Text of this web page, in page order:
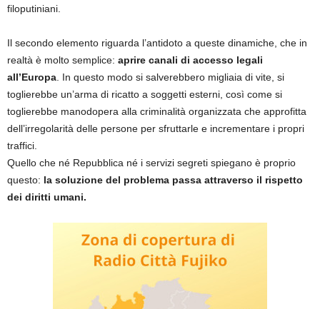
filoputiniani.
Il secondo elemento riguarda l’antidoto a queste dinamiche, che in
realtà è molto semplice: aprire canali di accesso legali
all’Europa. In questo modo si salverebbero migliaia di vite, si
toglierebbe un’arma di ricatto a soggetti esterni, così come si
toglierebbe manodopera alla criminalità organizzata che approfitta
dell’irregolarità delle persone per sfruttarle e incrementare i propri
traffici.
Quello che né Repubblica né i servizi segreti spiegano è proprio
questo: la soluzione del problema passa attraverso il rispetto
dei diritti umani.